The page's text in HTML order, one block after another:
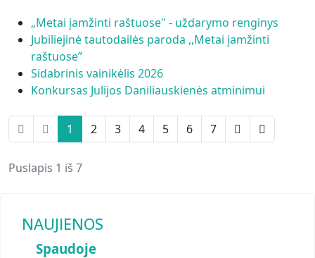
„Metai įamžinti raštuose" - uždarymo renginys
Jubiliejinė tautodailės paroda ,,Metai įamžinti
raštuose”
Sidabrinis vainikėlis 2026
Konkursas Julijos Daniliauskienės atminimui
1 2 3 4 5 6 7
Puslapis 1 iš 7
NAUJIENOS
Spaudoje